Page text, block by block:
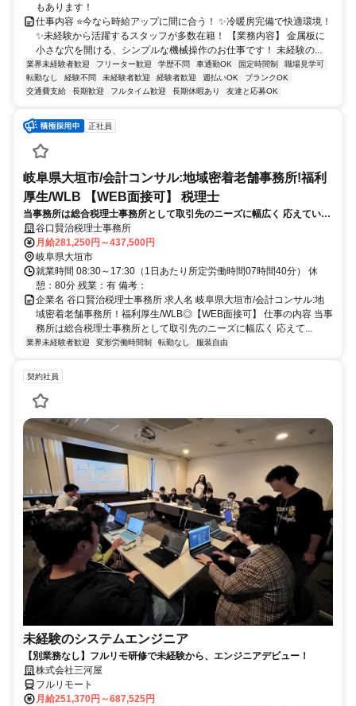
もあります！
仕事内容 ⭐️今なら時給アップに間に合う！ ✨️冷暖房完備で快適環境！
✨️未経験から活躍するスタッフが多数在籍！ 【業務内容】 金属板に
小さな穴を開ける、シンプルな機械操作のお仕事です！ 未経験の...
業界未経験者歓迎 フリーター歓迎 学歴不問 車通勤OK 固定時間制
職場見学可
転勤なし
経験不問 未経験者歓迎 経験者歓迎 週払いOK
ブランクOK
交通費支給
長期歓迎 フルタイム歓迎 長期休暇あり 友達と応募OK
正社員
岐阜県大垣市/会計コンサル:地域密着老舗事務所!福利
厚生/WLB 【WEB面接可】 税理士
当事務所は総合税理士事務所として取引先のニーズに幅広く 応えていく
スタンスです。顧客先は市内が中心で、老舗企業、製造業、小売、クリ
ニック、個人事業主から年商100億円を超える企業までおよそ200社。
谷口賢治税理士事務所
月給281,250円～437,500円
岐阜県大垣市
就業時間 08:30～17:30（1日あたり所定労働時間07時間40分） 休
憩：80分 残業：有 備考：
企業名 谷口賢治税理士事務所 求人名 岐阜県大垣市/会計コンサル:地
域密着老舗事務所！福利厚生/WLB◎【WEB面接可】 仕事の内容 当事
務所は総合税理士事務所として取引先のニーズに幅広く 応えて...
業界未経験者歓迎 変形労働時間制 転勤なし 服装自由
契約社員
未経験のシステムエンジニア
【別業務なし】フルリモ研修で未経験から、エンジニアデビュー！
株式会社三河屋
フルリモート
月給251,370円～687,525円